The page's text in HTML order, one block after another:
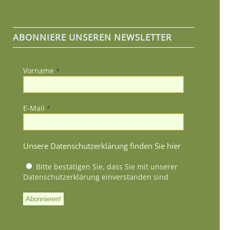
ABONNIERE UNSEREN NEWSLETTER
Vorname *
E-Mail *
Unsere Datenschutzerklärung finden Sie hier
Bitte bestätigen Sie, dass Sie mit unserer
Datenschutzerklärung einverstanden sind